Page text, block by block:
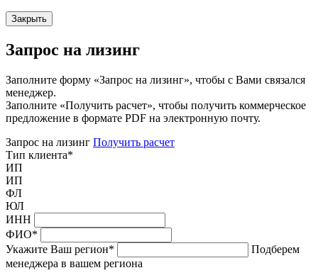
Закрыть
Запрос на лизинг
Заполните форму «Запрос на лизинг», чтобы с Вами связался
менеджер.
Заполните «Получить расчет», чтобы получить коммерческое
предложение в формате PDF на электронную почту.
Запрос на лизинг Получить расчет
Тип клиента*
ИП
ИП
ФЛ
ЮЛ
ИНН
ФИО*
Укажите Ваш регион*
Подберем
менеджера в вашем региона